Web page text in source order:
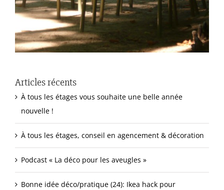
Articles récents
À tous les étages vous souhaite une belle année
nouvelle !
À tous les étages, conseil en agencement & décoration
Podcast « La déco pour les aveugles »
Bonne idée déco/pratique (24): Ikea hack pour